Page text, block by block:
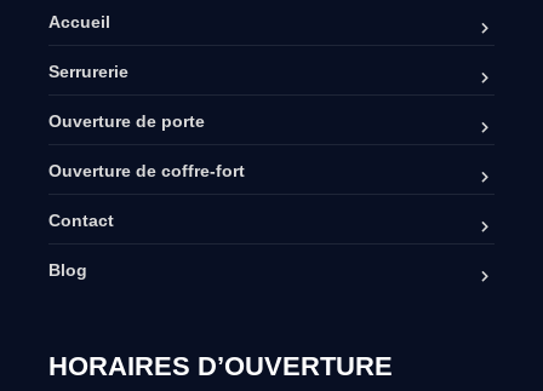
Accueil
Serrurerie
Ouverture de porte
Ouverture de coffre-fort
Contact
Blog
HORAIRES D’OUVERTURE